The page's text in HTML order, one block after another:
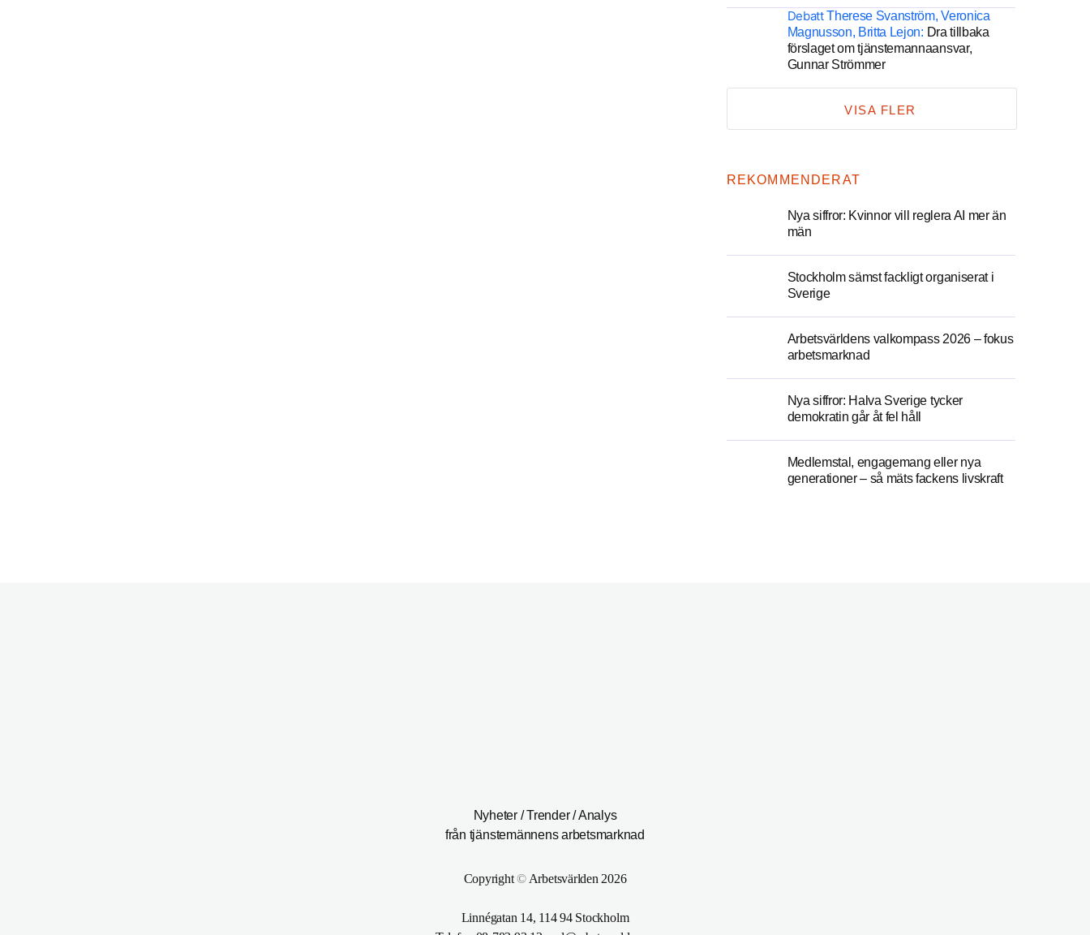
Debatt Therese Svanström, Veronica
Magnusson, Britta Lejon: Dra tillbaka
förslaget om tjänstemannaansvar,
Gunnar Strömmer
VISA FLER
REKOMMENDERAT
Nya siffror: Kvinnor vill reglera AI mer än
män
Stockholm sämst fackligt organiserat i
Sverige
Arbetsvärldens valkompass 2026 – fokus
arbetsmarknad
Nya siffror: Halva Sverige tycker
demokratin går åt fel håll
Medlemstal, engagemang eller nya
generationer – så mäts fackens livskraft
Nyheter / Trender / Analys
från tjänstemännens arbetsmarknad
Copyright©Arbetsvärlden 2026
Linnégatan 14, 114 94 Stockholm